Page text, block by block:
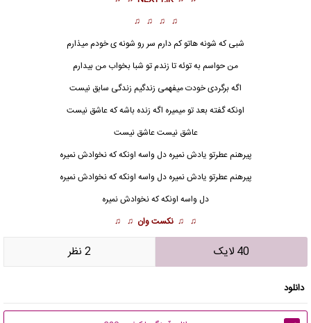
♫ ♫ ♫ ♫
شبی که شونه هاتو کم دارم سر رو شونه ی خودم میذارم
من حواسم به توئه تا زندم تو شبا بخواب من بیدارم
اگه برگردی خودت میفهمی زندگیم زندگی سابق نیست
اونکه گفته بعد تو میمیره اگه زنده باشه که عاشق نیست
عاشق نیست عاشق نیست
پیرهنم عطرتو یادش نمیره دل واسه اونکه که نخوادش نمیره
پیرهنم عطرتو یادش نمیره دل واسه اونکه که نخوادش نمیره
دل واسه اونکه که نخوادش نمیره
♫ ♫ نکست وان ♫ ♫
40 لایک 2 نظر
دانلود